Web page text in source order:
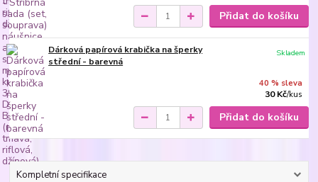
Přidat do košíku
Dárková papírová krabička na šperky
střední - barevná
40 % sleva
30 Kč/kus
Skladem
Přidat do košíku
Kompletní specifikace